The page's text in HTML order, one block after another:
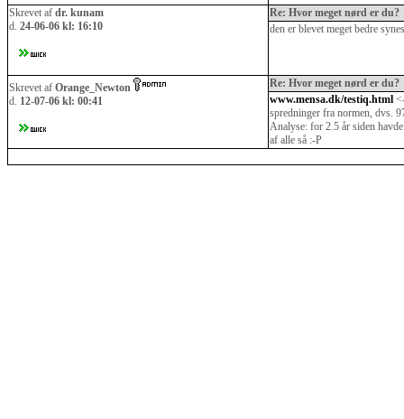
Skrevet af dr. kunam
d. 24-06-06 kl: 16:10
Re: Hvor meget nørd er du?
den er blevet meget bedre
Skrevet af Orange_Newton
d. 12-07-06 kl: 00:41
Re: Hvor meget nørd er du?
www.mensa.dk/testiq.html
spredninger fra normen, dvs.
Analyse: for 2.5 år siden
af alle så :-P